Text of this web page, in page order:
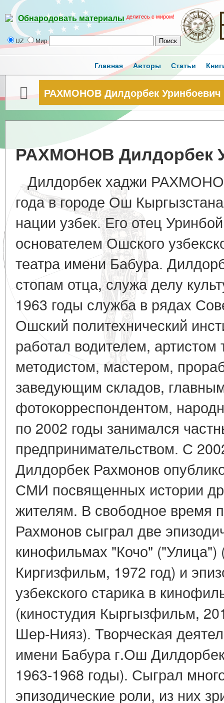
Обнародовать материалы делитесь с миром!
UZ Мир
Главная Авторы Статьи
РАХМОНОВ Дилдорбек Уринбоевич
РАХМОНОВ Дилдорбек
Дилдорбек хаджи
года в городе Ош
нации узбек. Его отец
основателем Ошского
театра имени Бабура.
стопам отца, служа делу
1963 годы служба в рядах
Ошский политехнический
работал водителем,
методистом, мастером,
заведующим складов,
фотокорреспондентом,
по 2002 годы занимался
предпринимательством. С
Дилдорбек Рахмонов
СМИ посвященных истории
жителям. В свободное время
Рахмонов сыграл две
кинофильмах "Кочо" ("Улица")
Киргизфильм, 1972 год) и
узбекского старика в
(киностудия Кыргызфильм,
Шер-Нияз). Творческая
имени Бабура г.Ош
1963-1968 годы). Сыграл
эпизодические роли, из них